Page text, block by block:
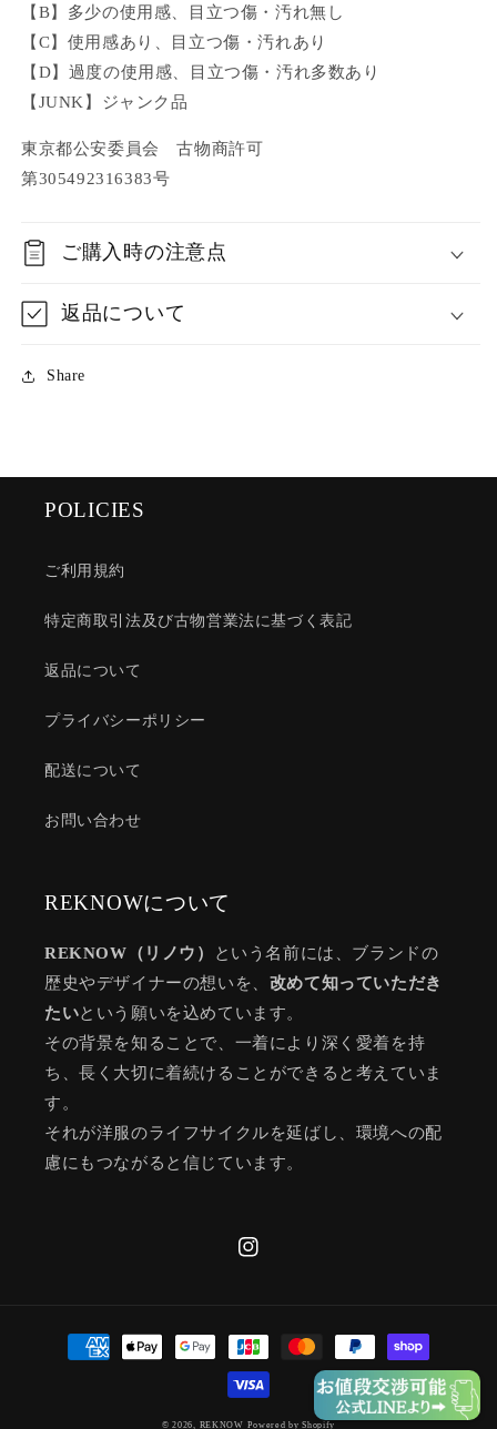
【B】多少の使用感、目立つ傷・汚れ無し
【C】使用感あり、目立つ傷・汚れあり
【D】過度の使用感、目立つ傷・汚れ多数あり
【JUNK】ジャンク品
東京都公安委員会 古物商許可
第305492316383号
ご購入時の注意点
返品について
Share
POLICIES
ご利用規約
特定商取引法及び古物営業法に基づく表記
返品について
プライバシーポリシー
配送について
お問い合わせ
REKNOWについて
REKNOW（リノウ）
という名前には、ブランドの
歴史やデザイナーの想いを、 改めて知っていただき
たいという願いを込めています。
その背景を知ることで、一着により深く愛着を持
ち、長く大切に着続けることができると考えていま
す。
それが洋服のライフサイクルを延ばし、環境への配
慮にもつながると信じています。
Instagram
© 2026, REKNOW Powered by Shopify